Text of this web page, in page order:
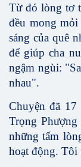
Từ đó lòng tơ
đều mong
sáng của quê
để giúp cha
ngậm ngùi:
nhau".
Chuyện đã
Trọng Phượng
những tấm
hoạt động. Tôi